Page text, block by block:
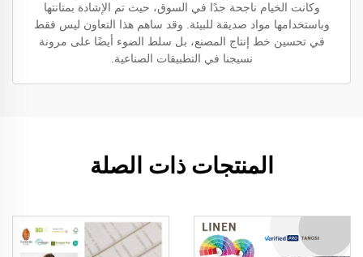
وكانت الخيام ناجحة جدًا في السوق، حيث تم الإشادة بمتانتها
وباستخدامها مواد صديقة للبيئة. وقد ساهم هذا التعاون ليس فقط
في تحسين خط إنتاج المصنع، بل سلط الضوء أيضًا على مرونة
نسيجنا في التطبيقات الصناعية.
المنتجات ذات الصلة